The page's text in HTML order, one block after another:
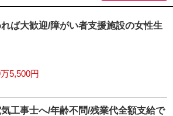
ば大歓迎/障がい者支援施設の女性生
5,500円
工事士へ/年齢不問/残業代全額支給で